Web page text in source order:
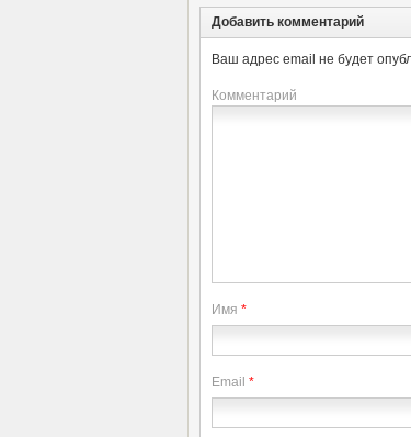
Добавить комментарий
Ваш адрес email не будет
Комментарий
Имя *
Email *